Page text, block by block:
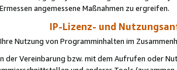
angemessene Maßnahmen zu ergreifen.
IP-Lizenz- und
Nutzung von Programminhalten im
der Vereinbarung bzw. mit dem Aufrufen oder